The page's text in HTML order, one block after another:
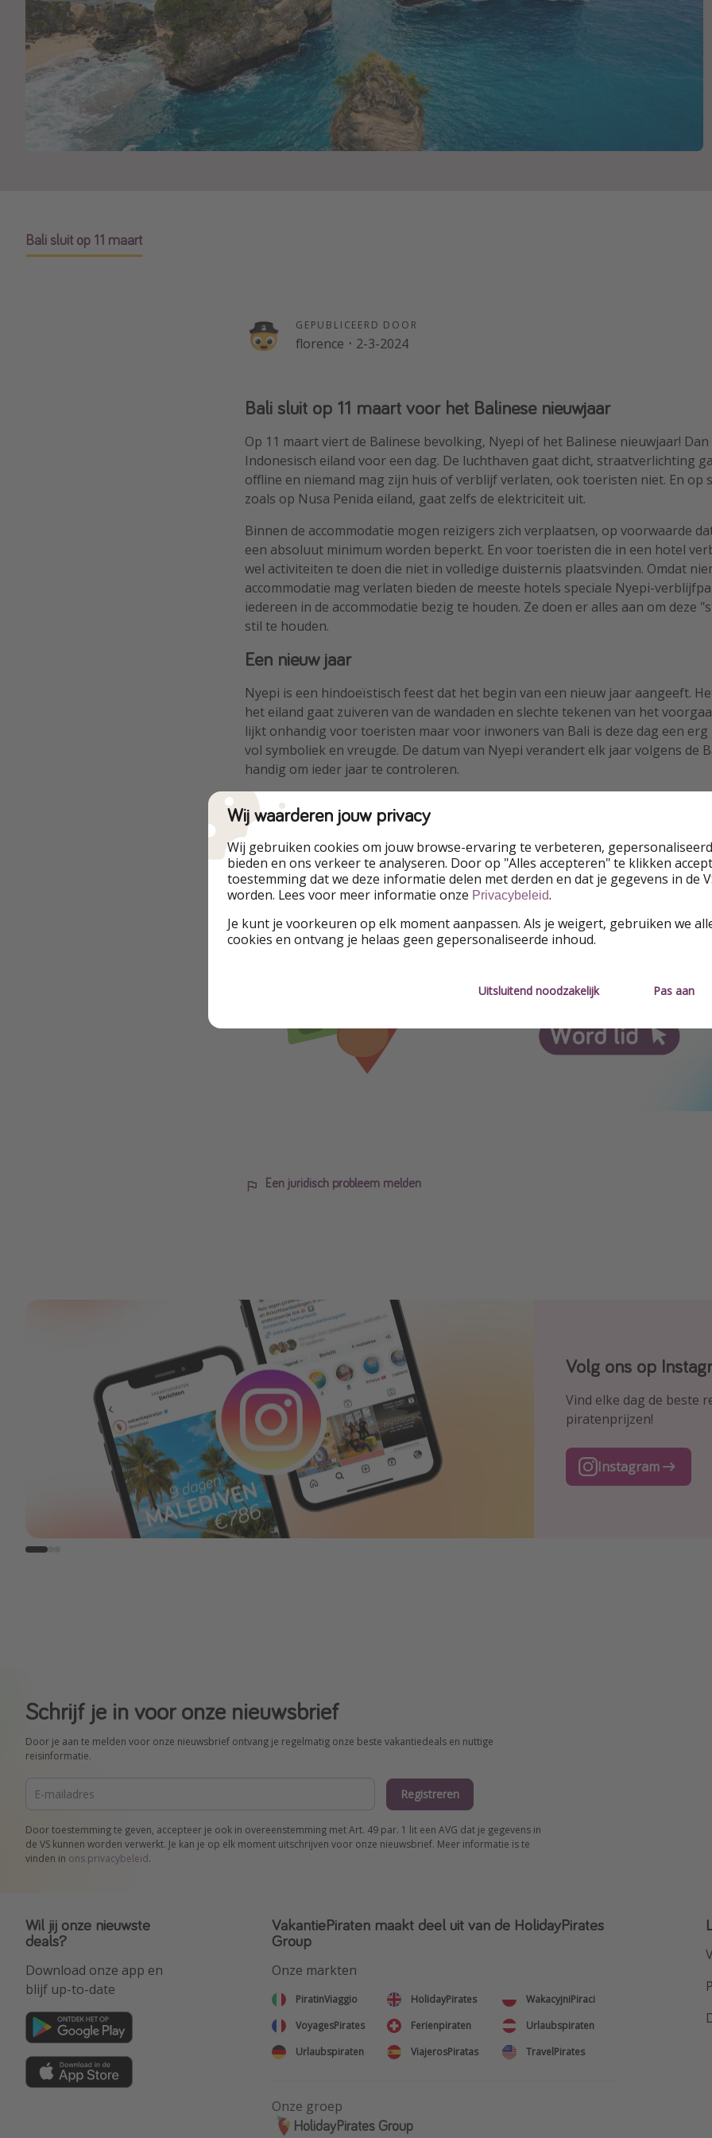
Bali sluit op 11 maart
GEPUBLICEERD DOOR
florence · 2-3-2024
Bali sluit op 11 maart voor het Balinese nieuwjaar
Op 11 maart viert de Balinese bevolking, Nyepi of het Balinese nieuwjaar!
Indonesisch eiland voor een dag. De luchthaven gaat dicht, straatverlichting
offline en niemand mag zijn huis of verblijf verlaten, ook toeristen niet. En op
zoals op Nusa Penida eiland, gaat zelfs de elektriciteit uit.
Binnen de accommodatie mogen reizigers zich verplaatsen, op voorwaarde
een absoluut minimum worden beperkt. En voor toeristen die in een hotel
wel activiteiten te doen die niet in volledige duisternis plaatsvinden. Omdat
accommodatie mag verlaten bieden de meeste hotels speciale Nyepi-
iedereen in de accommodatie bezig te houden. Ze doen er alles aan om deze
stil te houden.
Een nieuw jaar
Nyepi is een hindoeïstisch feest dat het begin van een nieuw jaar aangeeft.
het eiland gaat zuiveren van de wandaden en slechte tekenen van het
lijkt onhandig voor toeristen maar voor inwoners van Bali is deze dag een
vol symboliek en vreugde. De datum van Nyepi verandert elk jaar volgens de
handig om ieder jaar te controleren.
Word lid van onze Facebookgroep voor al je vragen 👇🏻
Een juridisch probleem melden
Volg ons op
Vind elke dag de beste
piratenprijzen!
Instagram
Volg ons op
Ontdek onze dagelijkse
piratenprijzen!
Facebook
Volg ons op TikTok
Voor de heetste deals
TikTok
Schrijf je in voor onze nieuwsbrief
Door je aan te melden voor onze nieuwsbrief ontvang je regelmatig onze beste vakantiedeals en nuttige
reisinformatie.
Registreren
Door toestemming te geven, accepteer je ook in overeenstemming met Art. 49 par. 1 lit een AVG dat je gegevens in
de VS kunnen worden verwerkt. Je kan je op elk moment uitschrijven voor onze nieuwsbrief. Meer informatie is te
vinden in ons privacybeleid.
Wil jij onze nieuwste
deals?
Download onze app en
blijf up-to-date
VakantiePiraten maakt deel uit van de HolidayPirates
Group
Onze markten
PiratinViaggio HolidayPirates
WakacyjniPiraci
VoyagesPirates
Ferienpiraten
Urlaubspiraten
Urlaubspiraten
ViajerosPiratas TravelPirates
Onze groep
HolidayPirates Group
Wij waarderen jouw privacy
Wij gebruiken cookies om jouw browse-ervaring te verbeteren,
bieden en ons verkeer te analyseren. Door op "Alles accepteren" te klikken
toestemming dat we deze informatie delen met derden en dat je gegevens in de
worden. Lees voor meer informatie onze Privacybeleid.
Je kunt je voorkeuren op elk moment aanpassen. Als je weigert, gebruiken we
cookies en ontvang je helaas geen gepersonaliseerde inhoud.
Uitsluitend noodzakelijk Pas aan